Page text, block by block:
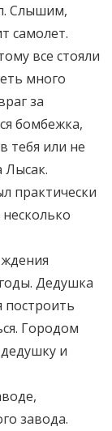
Слышим,
самолет.
все стояли
много
за
бомбежка,
тебя или не
Лысак.
практически
Дедушка
построить
Городом
и
завода.